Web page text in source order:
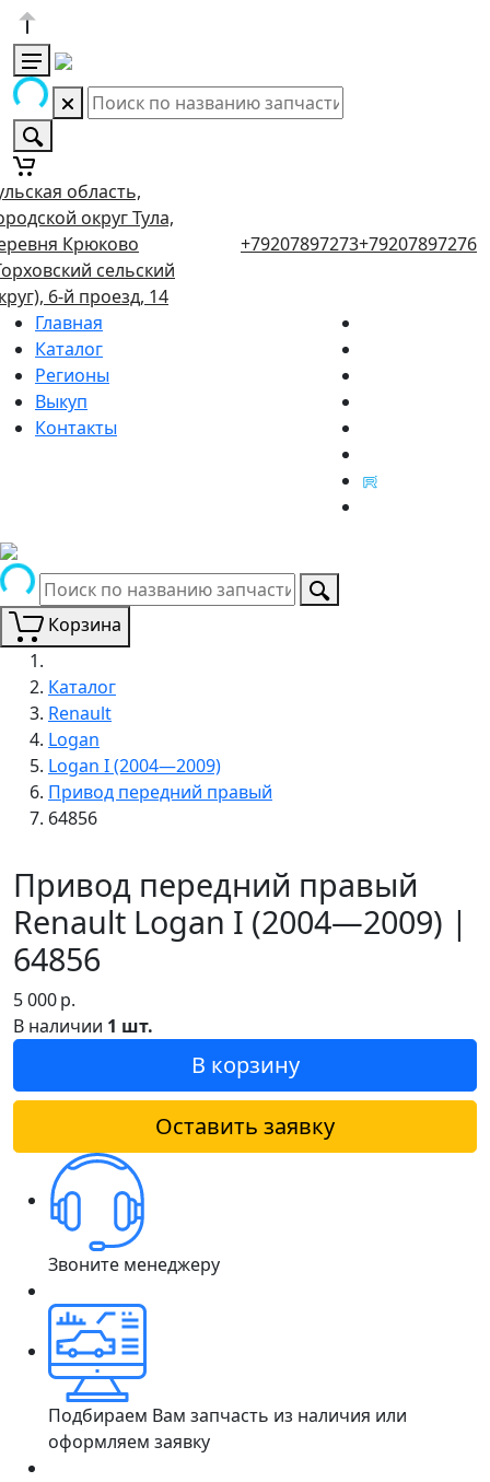
область,
округ Тула,
Крюково
сельский
6-й проезд, 14
+79207897273+79207897276
Главная
Каталог
Регионы
Выкуп
Контакты
Корзина
Каталог
Renault
Logan
Logan I (2004—2009)
Привод передний правый
64856
Привод передний правый
Renault Logan I (2004—2009) |
64856
5 000р.
В наличии 1 шт.
В корзину
Оставить заявку
Звоните менеджеру
Подбираем Вам запчасть из наличия или
оформляем заявку